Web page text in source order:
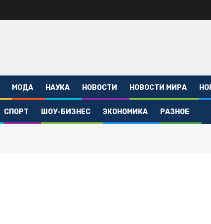
МОДА НАУКА НОВОСТИ НОВОСТИ МИРА
СПОРТ ШОУ-БИЗНЕС ЭКОНОМИКА РАЗНОЕ